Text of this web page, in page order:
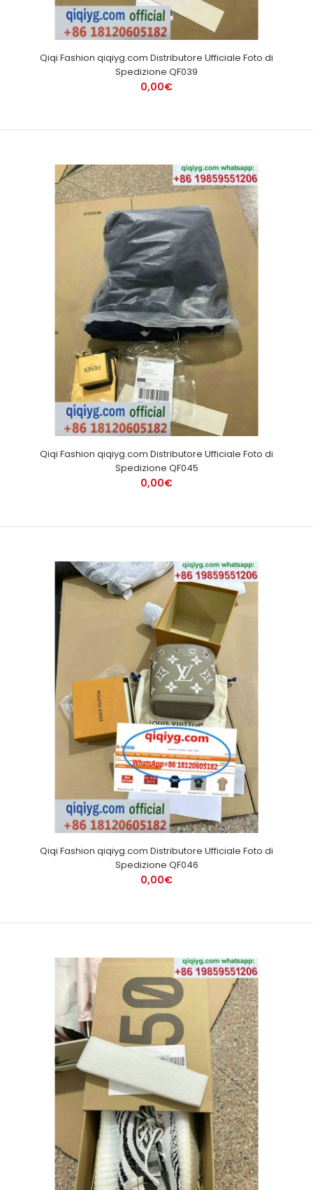
Qiqi Fashion qiqiyg.com Distributore Ufficiale Foto di
Spedizione QF039
0,00€
Qiqi Fashion qiqiyg.com Distributore Ufficiale Foto di
Spedizione QF045
0,00€
Qiqi Fashion qiqiyg.com Distributore Ufficiale Foto di
Spedizione QF046
0,00€